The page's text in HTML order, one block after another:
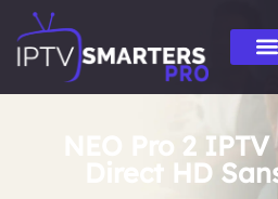
NEO Pro 2
Direct HD